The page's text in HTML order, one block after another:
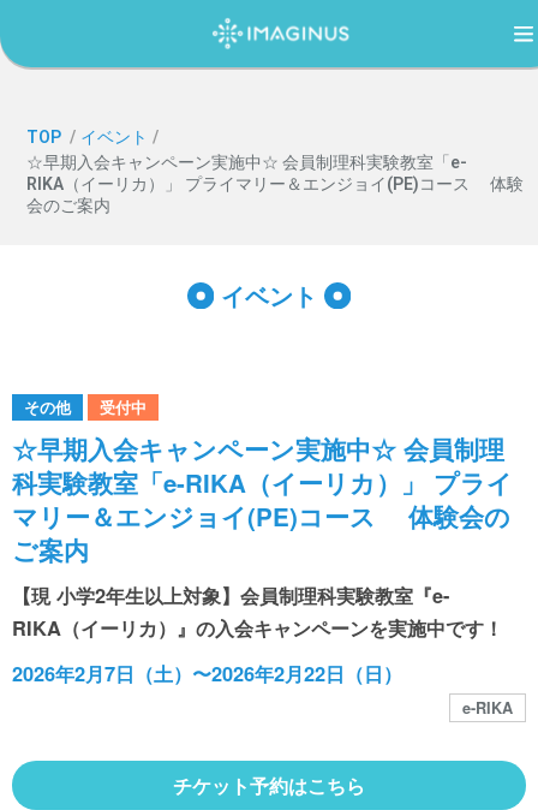
TOP
IMAGINUS（イマジナス）について
利用案内・アクセス
イベント
館内MAP
施設の案内
TOP / イベント /
☆早期入会キャンペーン実施中☆ 会員制理科実験教室「e-
RIKA（イーリカ）」 プライマリー＆エンジョイ(PE)コース 体験
会のご案内
イベント
その他 受付中
☆早期入会キャンペーン実施中☆ 会員制理
科実験教室「e-RIKA（イーリカ）」 プライ
マリー＆エンジョイ(PE)コース 体験会の
ご案内
【現 小学2年生以上対象】会員制理科実験教室『e-
RIKA（イーリカ）』の入会キャンペーンを実施中です！
2026年2月7日（土）〜2026年2月22日（日）
e-RIKA
チケット予約はこちら